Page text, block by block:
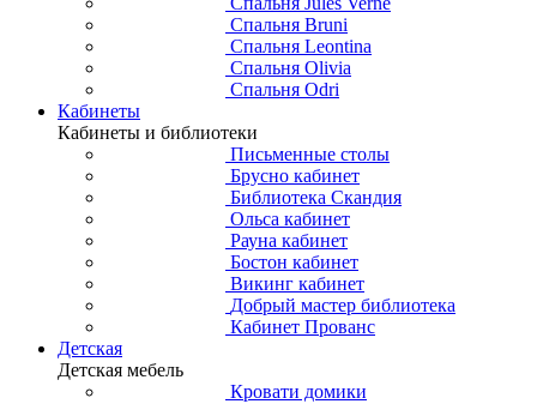
Спальня Bruni
Спальня Leontina
Спальня Olivia
Спальня Odri
Кабинеты
Кабинеты и библиотеки
Письменные столы
Брусно кабинет
Библиотека Скандия
Ольса кабинет
Рауна кабинет
Бостон кабинет
Викинг кабинет
Добрый мастер библиотека
Кабинет Прованс
Детская
Детская мебель
Кровати домики